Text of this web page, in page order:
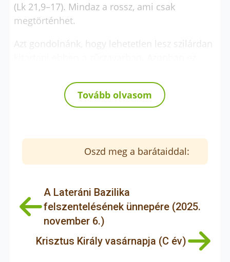
(Lk 21,9–17). Mindaz a rossz, ami csak
megtörténhet.
Azt gondolnánk, hogy lehetetlen lesz szilárdan
A Templom, a maga nagyszerűségével együtt
pusztulásra van ítélve.
fog elveszni (Lk 21,18).
Mit jelent ez?
Természetesen nem azt, hogy a tanítványok
mindig megmenekülnek, hogy a gonosznak
nem lesz hatalma felettük: a 16. versben
néhányukat, akiket még a szeretteik is
Tovább olvasom
Oszd meg a barátaiddal:
A Lateráni Bazilika
felszentelésének ünnepére (2025.
november 6.)
Krisztus Király vasárnapja (C év)